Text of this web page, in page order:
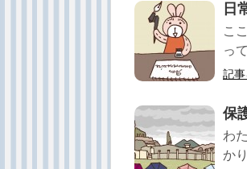
日
こ
っ
記
保
わ
か